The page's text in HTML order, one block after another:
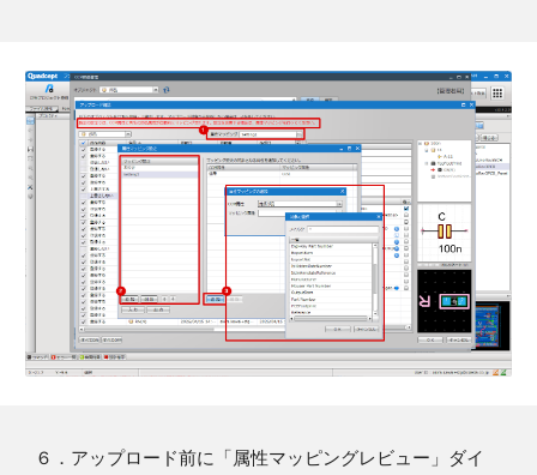
６ ． アップロード前に「属性マッピングレビュー」ダイ